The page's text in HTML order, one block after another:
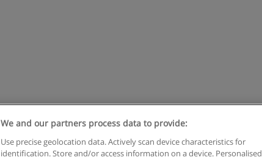
We and our partners process data to provide:
Use precise geolocation data. Actively scan device characteristics for
identification. Store and/or access information on a device. Personalised